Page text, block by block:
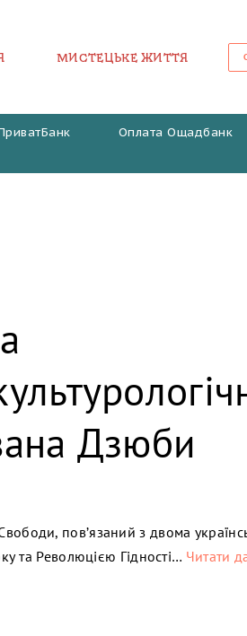
МИСТЕЦЬКЕ ЖИТТЯ
Оплата Ощадбанк
Дзюби
пов’язаний з двома
та Революцією Гідності… Читати